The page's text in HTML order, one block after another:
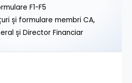
F1-F5
și formulare membri CA,
și Director Financiar